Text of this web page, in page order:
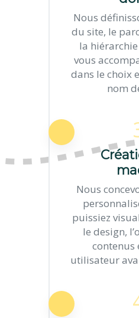
Nous
du site, le
la
vous
dans le choix
nom
Nous
puissiez
le design,
contenus
utilisateur